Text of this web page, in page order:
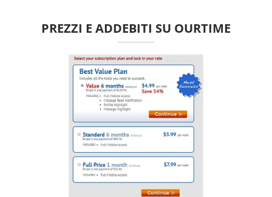
PREZZI E ADDEBITI SU OURTIME